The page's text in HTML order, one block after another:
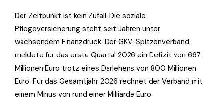
Der Zeitpunkt ist kein Zufall. Die soziale
Pflegeversicherung steht seit Jahren unter
wachsendem Finanzdruck. Der GKV-Spitzenverband
meldete für das erste Quartal 2026 ein Defizit von 667
Millionen Euro trotz eines Darlehens von 800 Millionen
Euro. Für das Gesamtjahr 2026 rechnet der Verband mit
einem Minus von rund einer Milliarde Euro.